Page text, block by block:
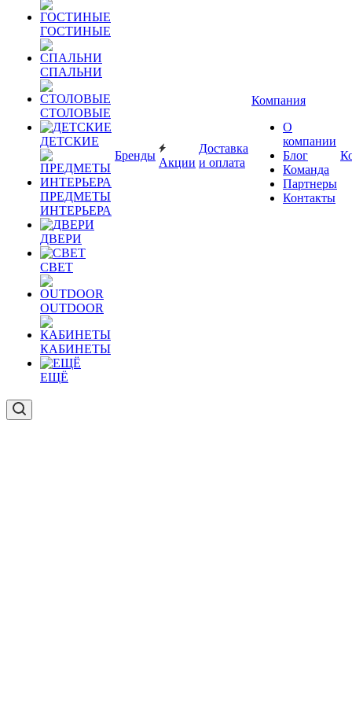
ГОСТИНЫЕ
СПАЛЬНИ
СТОЛОВЫЕ
ДЕТСКИЕ
ПРЕДМЕТЫ
ИНТЕРЬЕРА
ДВЕРИ
СВЕТ
OUTDOOR
КАБИНЕТЫ
ЕЩЁ
Бренды
Акции
Доставка
и оплата
Компания
О
компании
Блог
Команда
Партнеры
Контакты